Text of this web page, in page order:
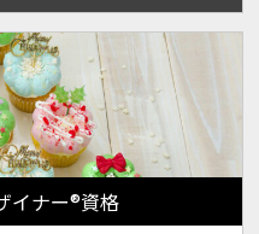
イナー®資格